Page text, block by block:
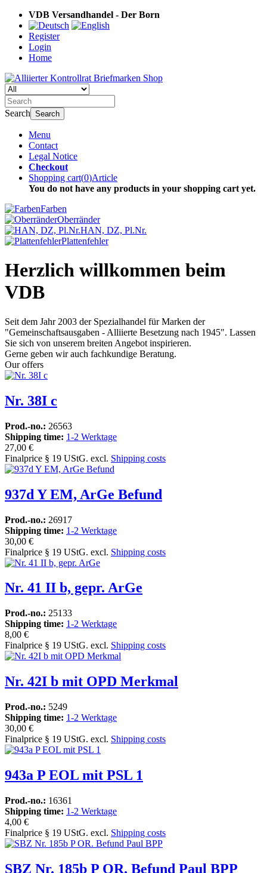
VDB Versandhandel - Der Born
Register
Login
Home
Search Search
Menu
Contact
Legal Notice
Checkout
Shopping cart(0)Article
You do not have any products in your shopping cart yet.
Farben
Oberränder
HAN, DZ, Pl.Nr.
Plattenfehler
Herzlich willkommen beim
VDB
Seit dem Jahr 2003 der Spezialhandel für Marken der
"Gemeinschaftsausgaben - Alliierte Besetzung nach 1945". Lassen
Sie sich von unserem breiten Angebot inspirieren.
Gerne geben wir auch fachkundige Beratung.
Our offers
Nr. 38I c
Prod.-no.: 26563
Shipping time: 1-2 Werktage
27,00 €
Finalprice § 19 UStG. excl. Shipping costs
937d Y EM, ArGe Befund
Prod.-no.: 26917
Shipping time: 1-2 Werktage
30,00 €
Finalprice § 19 UStG. excl. Shipping costs
Nr. 41 II b, gepr. ArGe
Prod.-no.: 25133
Shipping time: 1-2 Werktage
8,00 €
Finalprice § 19 UStG. excl. Shipping costs
Nr. 42I b mit OPD Merkmal
Prod.-no.: 5249
Shipping time: 1-2 Werktage
30,00 €
Finalprice § 19 UStG. excl. Shipping costs
943a P EOL mit PSL 1
Prod.-no.: 16361
Shipping time: 1-2 Werktage
4,00 €
Finalprice § 19 UStG. excl. Shipping costs
SBZ Nr. 185b P OR. Befund Paul BPP